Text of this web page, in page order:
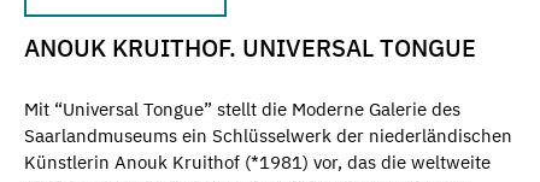
ANOUK KRUITHOF. UNIVERSAL TONGUE
Mit “Universal Tongue” stellt die Moderne Galerie des
Saarlandmuseums ein Schlüsselwerk der niederländischen
Künstlerin Anouk Kruithof (*1981) vor, das die weltweite